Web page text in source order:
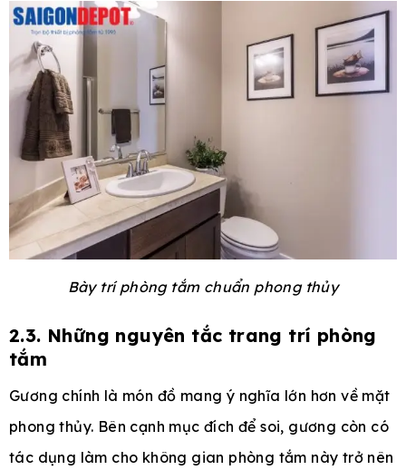
Bày trí phòng tắm chuẩn phong thủy
2.3. Những nguyên tắc trang trí phòng
tắm
Gương chính là món đồ mang ý nghĩa lớn hơn về mặt
phong thủy. Bên cạnh mục đích để soi, gương còn có
tác dụng làm cho không gian phòng tắm này trở nên